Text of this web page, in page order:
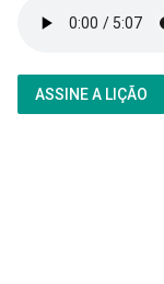
ASSINE A LIÇÃO